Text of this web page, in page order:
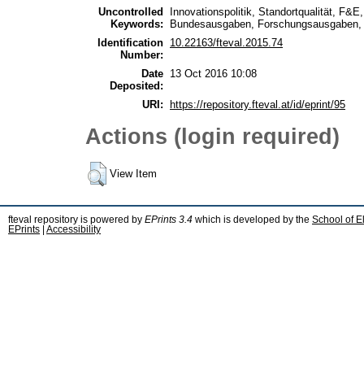
Uncontrolled
Keywords:
Innovationspolitik, Standortqualität,
Bundesausgaben,
Identification
Number:
10.22163/fteval.2015.74
Date
Deposited:
13 Oct 2016 10:08
URI: https://repository.fteval.at/id/eprint/95
Actions (login required)
View Item
fteval repository is powered by EPrints 3.4 which is developed by the School of
EPrints
Accessibility